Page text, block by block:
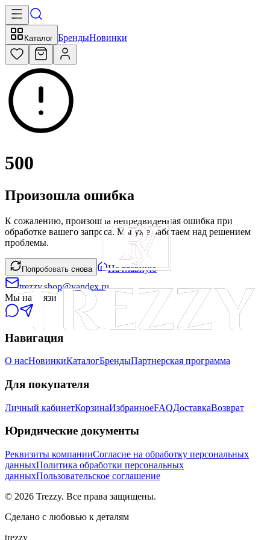
Каталог БрендыНовинки
500
Произошла ошибка
К сожалению, произошла непредвиденная ошибка при
обработке вашего запроса. Мы уже работаем над решением
проблемы.
Попробовать снова
На главную
trezzy.shop@yandex.ru
Мы на связи
Навигация
О насНовинкиКаталогБрендыПартнерская программа
Для покупателя
Личный кабинетКорзинаИзбранноеFAQДоставкаВозврат
Юридические документы
Реквизиты компанииСогласие на обработку персональных
данныхПолитика обработки персональных
данныхПользовательское соглашение
© 2026 Trezzy. Все права защищены.
Сделано с любовью к деталям
trezzy